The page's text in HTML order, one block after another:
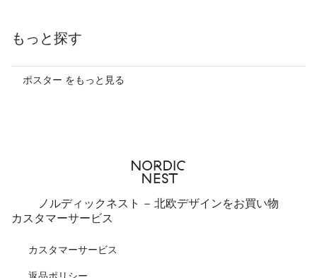
もっと探す
ポスター をもっと見る
ノルディックネスト - 北欧デザインをお買い物
カスタマーサービス
カスタマーサービス
返品ポリシー